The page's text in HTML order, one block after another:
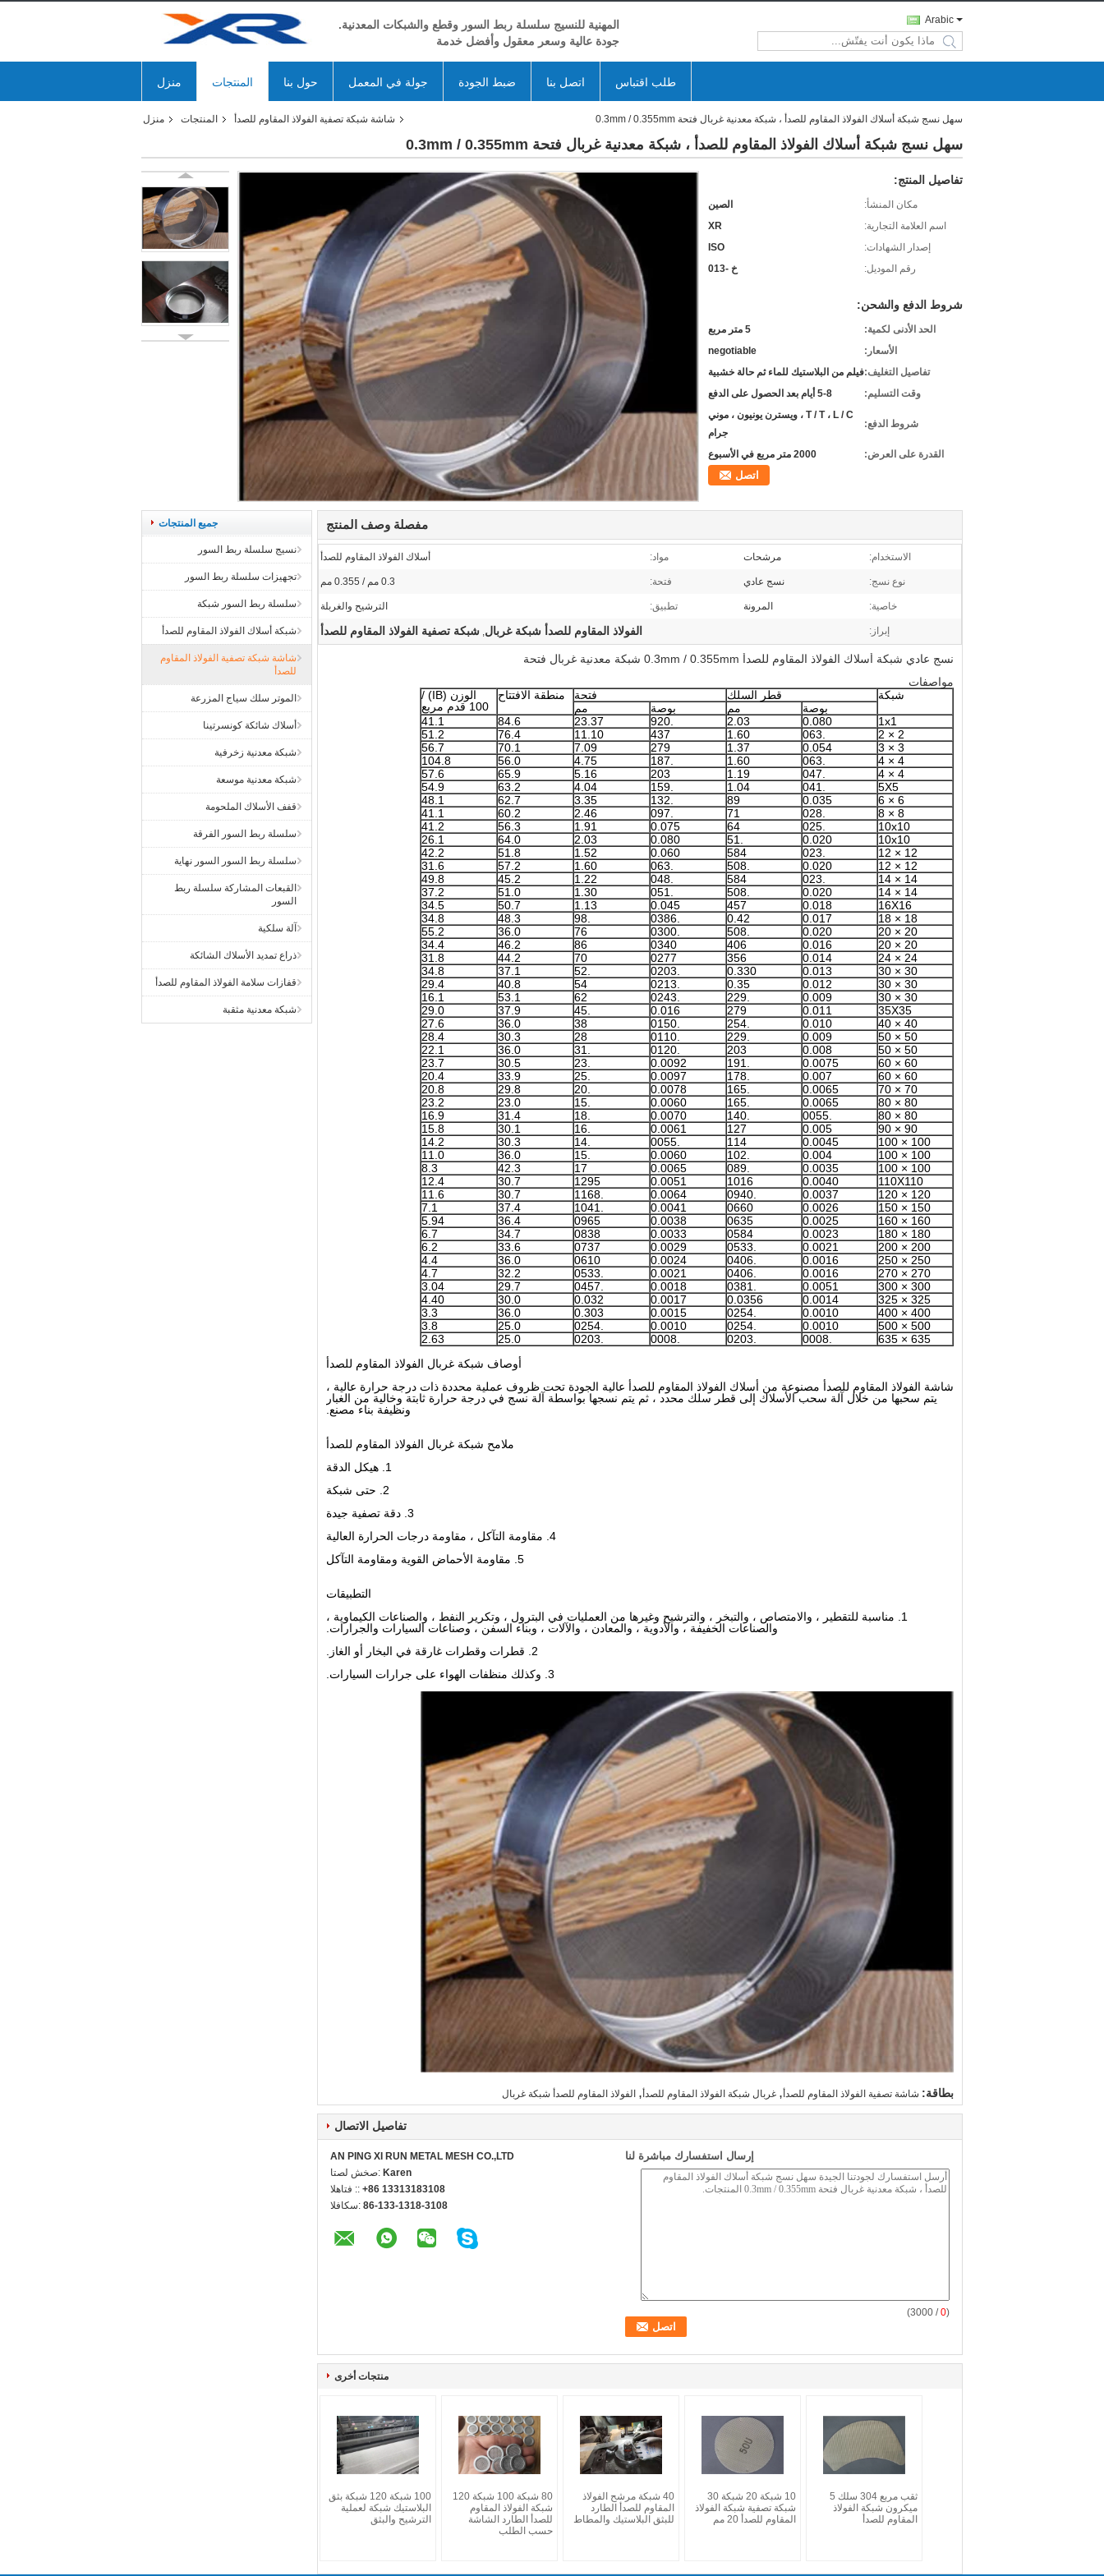
المهنية للنسيج سلسلة ربط السور وقطع والشبكات المعدنية.
جودة عالية وسعر معقول وأفضل خدمة
Arabic
search
منزل المنتجات حول بنا جولة في المعمل ضبط الجودة اتصل بنا طلب اقتباس
منزل المنتجات شاشة شبكة تصفية الفولاذ المقاوم للصدأ سهل نسج شبكة أسلاك الفولاذ المقاوم للصدأ ، شبكة معدنية غربال فتحة 0.3mm / 0.355mm
سهل نسج شبكة أسلاك الفولاذ المقاوم للصدأ ، شبكة معدنية غربال فتحة 0.3mm / 0.355mm
تفاصيل المنتج:
مكان المنشأ:
الصين
اسم العلامة التجارية:
XR
إصدار الشهادات:
ISO
رقم الموديل:
خ -013
شروط الدفع والشحن:
الحد الأدنى لكمية:
5 متر مربع
الأسعار:
negotiable
تفاصيل التغليف:فيلم من البلاستيك للماء ثم حالة خشبية
وقت التسليم:
5-8 أيام بعد الحصول على الدفع
شروط الدفع:
T / T ، L / C ، ويسترن يونيون ، موني
جرام
القدرة على العرض:
2000 متر مربع في الأسبوع
اتصل
جميع المنتجات
نسيج سلسلة ربط السور
تجهيزات سلسلة ربط السور
سلسلة ربط السور شبكة
شبكة أسلاك الفولاذ المقاوم للصدأ
شاشة شبكة تصفية الفولاذ المقاوم
للصدأ
الموتر سلك سياج المزرعة
أسلاك شائكة كونسرتينا
شبكة معدنية زخرفية
شبكة معدنية موسعة
قفف الأسلاك الملحومة
سلسلة ربط السور الفرقة
سلسلة ربط السور السور نهاية
القبعات المشاركة سلسلة ربط
السور
آلة سلكية
ذراع تمديد الأسلاك الشائكة
قفازات سلامة الفولاذ المقاوم للصدأ
شبكة معدنية مثقبة
مفصلة وصف المنتج
الاستخدام: مرشحات مواد: أسلاك الفولاذ المقاوم للصدأ
نوع نسج: نسج عادي فتحة: 0.3 مم / 0.355 مم
خاصية: المرونة تطبيق: الترشيح والغربلة
إبراز: الفولاذ المقاوم للصدأ شبكة غربال, شبكة تصفية الفولاذ المقاوم للصدأ
نسج عادي شبكة أسلاك الفولاذ المقاوم للصدأ 0.3mm / 0.355mm شبكة معدنية غربال فتحة
مواصفات
شبكة
قطر السلك فتحة منطقة الافتتاح
الوزن (IB) /
100 قدم مربع
بوصة مم بوصة
مم
1x1
0.080
2.03
23.37
84.6
41.1
2 × 2
1.60
437
11.10
76.4
51.2
3 × 3
0.054
1.37
279
7.09
70.1
56.7
4 × 4
1.60
4.75
56.0
104.8
4 × 4
1.19
203
5.16
65.9
57.6
5X5
1.04
4.04
63.2
54.9
6 × 6
0.035
89
3.35
62.7
48.1
8 × 8
71
2.46
60.2
41.1
10x10
64
0.075
1.91
56.3
41.2
10x10
0.020
0.080
2.03
64.0
26.1
12 × 12
584
0.060
1.52
51.8
42.2
12 × 12
0.020
1.60
57.2
31.6
14 × 14
584
1.22
45.2
49.8
14 × 14
0.020
1.30
51.0
37.2
16X16
0.018
457
0.045
1.13
50.7
34.5
18 × 18
0.017
0.42
48.3
34.8
20 × 20
0.020
76
36.0
55.2
20 × 20
0.016
406
0340
86
46.2
34.4
24 × 24
0.014
356
0277
70
44.2
31.8
30 × 30
0.013
0.330
37.1
34.8
30 × 30
0.012
0.35
54
40.8
29.4
30 × 30
0.009
62
53.1
16.1
35X35
0.011
279
0.016
37.9
29.0
40 × 40
0.010
38
36.0
27.6
50 × 50
0.009
28
30.3
28.4
50 × 50
0.008
203
36.0
22.1
60 × 60
0.0075
0.0092
30.5
23.7
60 × 60
0.007
0.0097
33.9
20.4
70 × 70
0.0065
0.0078
29.8
20.8
80 × 80
0.0065
0.0060
23.0
23.2
80 × 80
0.0070
31.4
16.9
90 × 90
0.005
127
0.0061
30.1
15.8
100 × 100
0.0045
114
30.3
14.2
100 × 100
0.004
0.0060
36.0
11.0
100 × 100
0.0035
0.0065
17
42.3
8.3
110X110
0.0040
1016
0.0051
1295
30.7
12.4
120 × 120
0.0037
0.0064
30.7
11.6
150 × 150
0.0026
0660
0.0041
37.4
7.1
160 × 160
0.0025
0635
0.0038
0965
36.4
5.94
180 × 180
0.0023
0584
0.0033
0838
34.7
6.7
200 × 200
0.0021
0.0029
0737
33.6
6.2
250 × 250
0.0016
0.0024
0610
36.0
4.4
270 × 270
0.0016
0.0021
32.2
4.7
300 × 300
0.0051
0.0018
29.7
3.04
325 × 325
0.0014
0.0356
0.0017
0.032
30.0
4.40
400 × 400
0.0010
0.0015
0.303
36.0
3.3
500 × 500
0.0010
0.0010
25.0
3.8
635 × 635
25.0
2.63
أوصاف شبكة غربال الفولاذ المقاوم للصدأ
شاشة الفولاذ المقاوم للصدأ مصنوعة من أسلاك الفولاذ المقاوم للصدأ عالية الجودة تحت ظروف عملية محددة ذات درجة حرارة عالية ،
يتم سحبها من خلال آلة سحب الأسلاك إلى قطر سلك محدد ، ثم يتم نسجها بواسطة آلة نسج في درجة حرارة ثابتة وخالية من الغبار
ونظيفة بناء مصنع.
ملامح شبكة غربال الفولاذ المقاوم للصدأ
1. هيكل الدقة
2. حتى شبكة
3. دقة تصفية جيدة
4. مقاومة التآكل ، مقاومة درجات الحرارة العالية
5. مقاومة الأحماض القوية ومقاومة التآكل
التطبيقات
1. مناسبة للتقطير ، والامتصاص ، والتبخر ، والترشيح وغيرها من العمليات في البترول ، وتكرير النفط ، والصناعات الكيماوية ،
والصناعات الخفيفة ، والأدوية ، والمعادن ، والآلات ، وبناء السفن ، وصناعات السيارات والجرارات.
2. قطرات وقطرات غارقة في البخار أو الغاز.
3. وكذلك منظفات الهواء على جرارات السيارات.
بطاقة: شاشة تصفية الفولاذ المقاوم للصدأ, غربال شبكة الفولاذ المقاوم للصدأ, الفولاذ المقاوم للصدأ شبكة غربال
تفاصيل الاتصال
AN PING XI RUN METAL MESH CO.,LTD
اتصل شخص: Karen
الهاتف :: +86 13313183108
الفاكس: 86-133-1318-3108
إرسال استفسارك مباشرة لنا
(
0
/ 3000)
منتجات أخرى
100 شبكة 120 شبكة بثق
البلاستيك شبكة لعملية
الترشيح والبثق
80 شبكة 100 شبكة 120
شبكة الفولاذ المقاوم
للصدأ الطارد الشاشة
حسب الطلب
40 شبكة مرشح الفولاذ
المقاوم للصدأ الطارد
للبثق البلاستيك والمطاط
10 شبكة 20 شبكة 30
شبكة تصفية شبكة الفولاذ
المقاوم للصدأ 20 مم
ثقب مربع 304 سلك 5
ميكرون شبكة الفولاذ
المقاوم للصدأ